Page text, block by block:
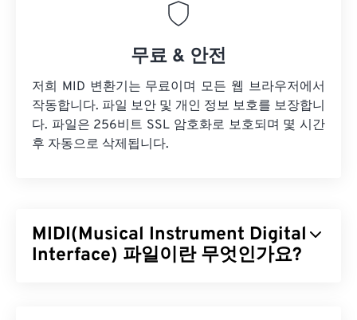
무료 & 안전
저희 MID 변환기는 무료이며 모든 웹 브라우저에서
작동합니다. 파일 보안 및 개인 정보 보호를 보장합니
다. 파일은 256비트 SSL 암호화로 보호되며 몇 시간
후 자동으로 삭제됩니다.
MIDI(Musical Instrument Digital
Interface) 파일이란 무엇인가요?